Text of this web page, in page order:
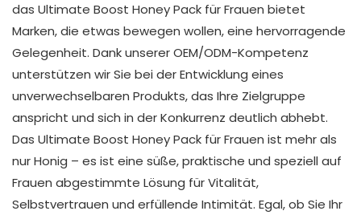
das Ultimate Boost Honey Pack für Frauen bietet
Marken, die etwas bewegen wollen, eine hervorragende
Gelegenheit. Dank unserer OEM/ODM-Kompetenz
unterstützen wir Sie bei der Entwicklung eines
unverwechselbaren Produkts, das Ihre Zielgruppe
anspricht und sich in der Konkurrenz deutlich abhebt.
Das Ultimate Boost Honey Pack für Frauen ist mehr als
nur Honig – es ist eine süße, praktische und speziell auf
Frauen abgestimmte Lösung für Vitalität,
Selbstvertrauen und erfüllende Intimität. Egal, ob Sie Ihr